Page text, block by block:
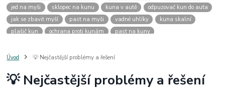
jed na myši
sklopec na kunu kuna v autě
odpuzovač kun do auta
jak se zbavit myší
past na myši vadné uhlíky
kuna skalní
plašič kun
ochrana proti kunám
past na kuny
past na kunu
myši v domě odpuzovač myší
štěnice
štěnice v hotelu jak se zbavit kuny
kuna ve střeše
Úvod 💡 Nejčastější problémy a řešení
💡 Nejčastější problémy a řešení